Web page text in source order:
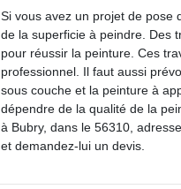
Si vous avez un projet de pose
de la superficie à peindre. Des
pour réussir la peinture. Ces
professionnel. Il faut aussi
sous couche et la peinture à
dépendre de la qualité de la
à Bubry, dans le 56310,
et demandez-lui un devis.